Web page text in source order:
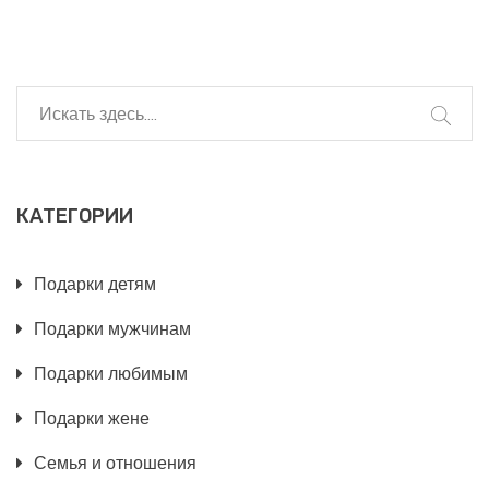
КАТЕГОРИИ
Подарки детям
Подарки мужчинам
Подарки любимым
Подарки жене
Семья и отношения